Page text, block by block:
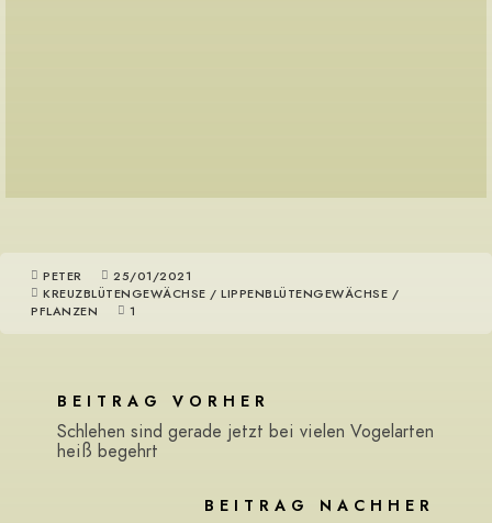
PETER
25/01/2021
KREUZBLÜTENGEWÄCHSE / LIPPENBLÜTENGEWÄCHSE /
PFLANZEN
1
BEITRAG VORHER
Schlehen sind gerade jetzt bei vielen Vogelarten
heiß begehrt
BEITRAG NACHHER